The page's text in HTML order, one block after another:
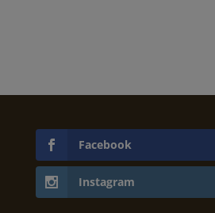
Facebook
Instagram